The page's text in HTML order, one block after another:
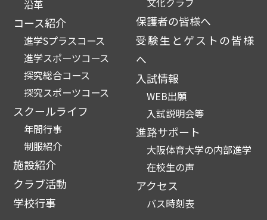
沿革
コース紹介
進学Sプラスコース
進学スポーツコース
探究総合コース
探究スポーツコース
スクールライフ
年間行事
制服紹介
施設紹介
クラブ活動
学校行事
保護者の皆様へ
受験生とゲストの皆様
へ
入試情報
WEB出願
入試説明会等
進路サポート
大阪体育大学の内部進学
在校生の声
アクセス
バス時刻表